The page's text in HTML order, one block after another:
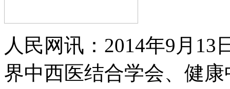
人民网讯：2014年9月
界中西医结合学会、健